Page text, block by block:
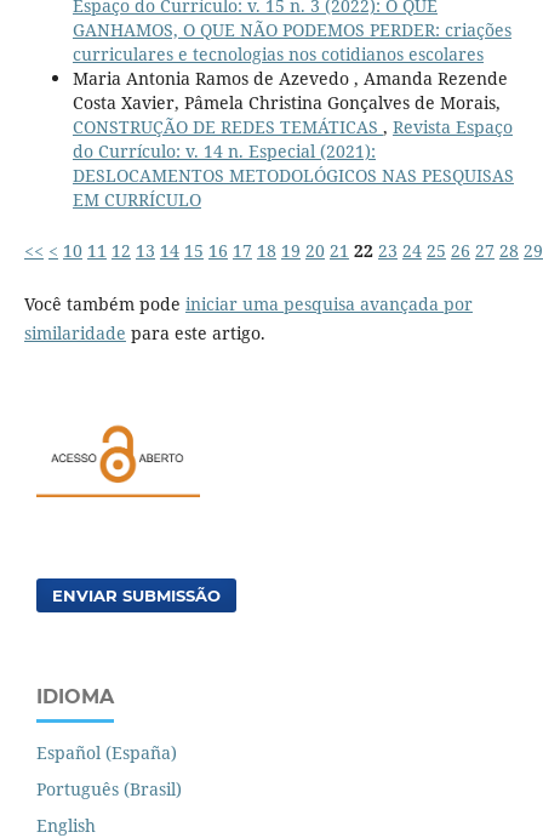
Espaço do Currículo: v. 15 n. 3 (2022): O QUE
GANHAMOS, O QUE NÃO PODEMOS PERDER: criações
curriculares e tecnologias nos cotidianos escolares
Maria Antonia Ramos de Azevedo , Amanda Rezende
Costa Xavier, Pâmela Christina Gonçalves de Morais,
CONSTRUÇÃO DE REDES TEMÁTICAS , Revista Espaço
do Currículo: v. 14 n. Especial (2021):
DESLOCAMENTOS METODOLÓGICOS NAS PESQUISAS
EM CURRÍCULO
<< < 10 11 12 13 14 15 16 17 18 19 20 21 22 23 24 25 26 27 28 29
Você também pode iniciar uma pesquisa avançada por
similaridade para este artigo.
ENVIAR SUBMISSÃO
IDIOMA
Español (España)
Português (Brasil)
English